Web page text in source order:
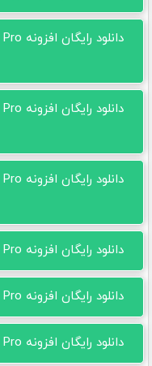
دانلود رایگان افزونه WP All Import Pro وردپرس نسخه 4.7.9
دانلود رایگان افزونه WP All Import Pro وردپرس نسخه 4.7.8
دانلود رایگان افزونه WP All Import Pro وردپرس نسخه 4.7.7